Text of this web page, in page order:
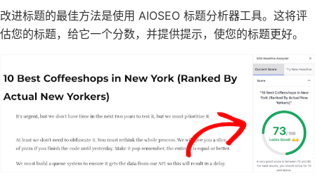
改进标题的最佳方法是使用 AIOSEO 标题分析器工具。这将评
估您的标题，给它一个分数，并提供提示，使您的标题更好。